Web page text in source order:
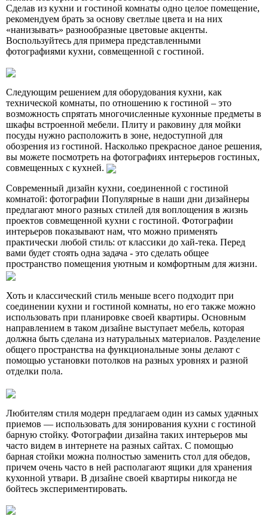
Сделав из кухни и гостиной комнаты одно целое помещение,
рекомендуем брать за основу светлые цвета и на них
«нанизывать» разнообразные цветовые акценты.
Воспользуйтесь для примера представленными
фотографиями кухни, совмещенной с гостиной.
Следующим решением для оборудования кухни, как
технической комнаты, по отношению к гостиной – это
возможность спрятать многочисленные кухонные предметы в
шкафы встроенной мебели. Плиту и раковину для мойки
посуды нужно расположить в зоне, недоступной для
обозрения из гостиной. Насколько прекрасное даное решения,
вы можете посмотреть на фотографиях интерьеров гостиных,
совмещенных с кухней.
Современный дизайн кухни, соединенной с гостиной
комнатой: фотографии Популярные в наши дни дизайнеры
предлагают много разных стилей для воплощения в жизнь
проектов совмещенной кухни с гостиной. Фотографии
интерьеров показывают нам, что можно применять
практически любой стиль: от классики до хай-тека. Перед
вами будет стоять одна задача - это сделать общее
пространство помещения уютным и комфортным для жизни.
Хоть и классический стиль меньше всего подходит при
соединении кухни и гостиной комнаты, но его также можно
использовать при планировке своей квартиры. Основным
направлением в таком дизайне выступает мебель, которая
должна быть сделана из натуральных материалов. Разделение
общего пространства на функциональные зоны делают с
помощью установки потолков на разных уровнях и разной
отделки пола.
Любителям стиля модерн предлагаем один из самых удачных
приемов — использовать для зонирования кухни с гостиной
барную стойку. Фотографии дизайна таких интерьеров мы
часто видем в интернете на разных сайтах. С помощью
барная стойки можна полностью заменить стол для обедов,
причем очень часто в ней располагают ящики для хранения
кухонной утвари. В дизайне своей квартиры никогда не
бойтесь экспериментировать.